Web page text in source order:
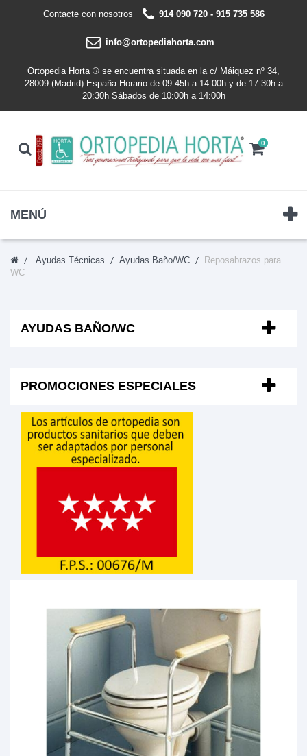
Contacte con nosotros 914 090 720 - 915 735 586
info@ortopediahorta.com
Ortopedia Horta ® se encuentra situada en la c/ Máiquez nº 34,
28009 (Madrid) España Horario de 09:45h a 14:00h y de 17:30h a
20:30h Sábados de 10:00h a 14:00h
0
MENÚ
Ayudas Técnicas Ayudas Baño/WC
Reposabrazos para
WC
AYUDAS BAÑO/WC
PROMOCIONES ESPECIALES